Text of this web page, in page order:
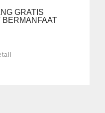
GRATIS
BERMANFAAT